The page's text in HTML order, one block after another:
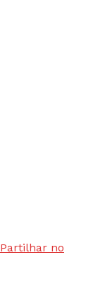
Partilhar no